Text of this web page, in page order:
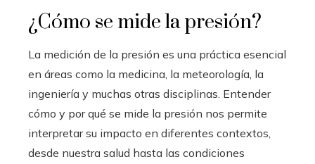
¿Cómo se mide la presión?
La medición de la presión es una práctica esencial
en áreas como la medicina, la meteorología, la
ingeniería y muchas otras disciplinas. Entender
cómo y por qué se mide la presión nos permite
interpretar su impacto en diferentes contextos,
desde nuestra salud hasta las condiciones